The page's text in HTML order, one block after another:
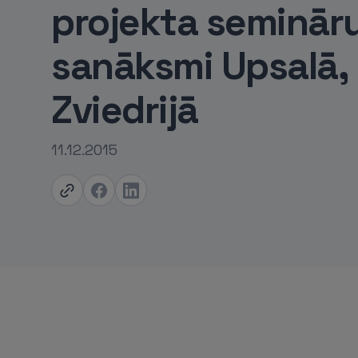
projekta
sanāksmi Upsalā,
Zviedrijā
11.12.2015